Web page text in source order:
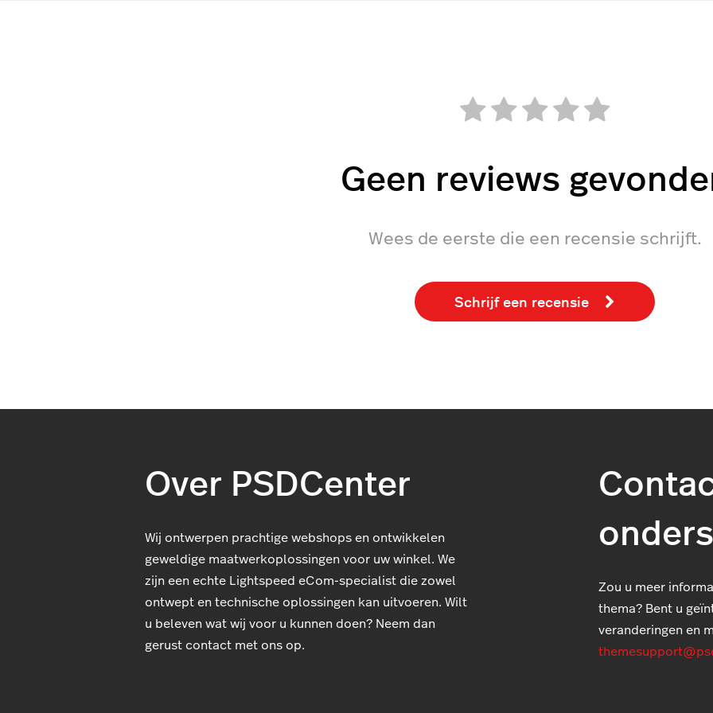
Geen reviews
Wees de eerste die een recensie schrijft.
Schrijf een recensie
Over PSDCenter
Wij ontwerpen prachtige webshops en ontwikkelen
geweldige maatwerkoplossingen voor uw winkel. We
zijn een echte Lightspeed eCom-specialist die zowel
ontwept en technische oplossingen kan uitvoeren. Wilt
u beleven wat wij voor u kunnen doen? Neem dan
gerust contact met ons op.
Zou u meer
thema? Bent u
veranderingen en